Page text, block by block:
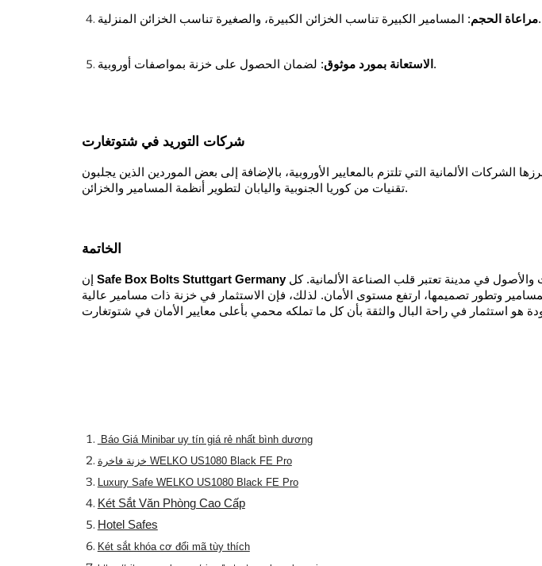
مراعاة الحجم: المسامير الكبيرة تناسب الخزائن الكبيرة، والصغيرة تناسب الخزائن المنزلية.
الاستعانة بمورد موثوق : لضمان الحصول على خزنة بمواصفات أوروبية.
شركات التوريد في شتوتغارت
الألمانية التي تلتزم بالمعايير الأوروبية، بالإضافة إلى بعض الموردين الذين يجلبون
تقنيات من كوريا الجنوبية واليابان لتطوير أنظمة المسامير والخزائن.
الخاتمة
Safe Box Bolts Stuttgart Germanyليست مجرد مسامير معدنية، بل هي العمود الفقري لنظام أمني متكامل يحمي الممتلكات والأصول في مدينة تعتبر قلب الصناعة الألمانية. كل
وتطور تصميمها، ارتفع مستوى الأمان. لذلك، فإن الاستثمار في خزنة ذات مسامير عالية
Báo Giá Minibar uy tín giá rẻ nhất bình dương
خزنة فاخرة WELKO US1080 Black FE Pro
Luxury Safe WELKO US1080 Black FE Pro
Két Sắt Văn Phòng Cao Cấp
Hotel Safes
Két sắt khóa cơ đổi mã tùy thích